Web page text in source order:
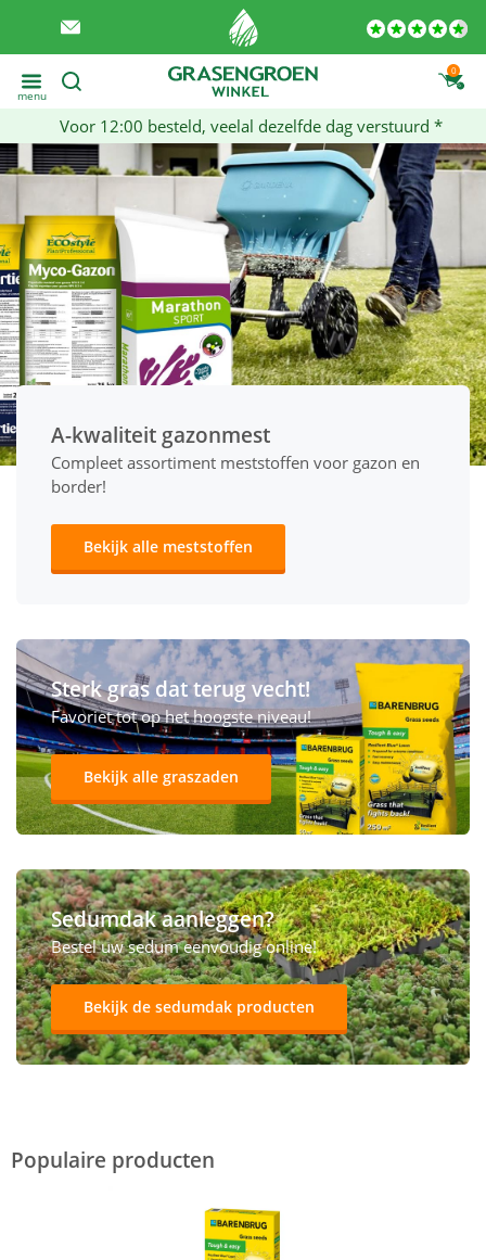
menu
0
Voor 12:00 besteld, veelal dezelfde dag verstuurd *
A-kwaliteit gazonmest
Compleet assortiment meststoffen voor gazon en
border!
Bekijk alle meststoffen
Sterk gras dat terug vecht!
Favoriet tot op het hoogste niveau!
Bekijk alle graszaden
Sedumdak aanleggen?
Bestel uw sedum eenvoudig online!
Bekijk de sedumdak producten
Populaire producten